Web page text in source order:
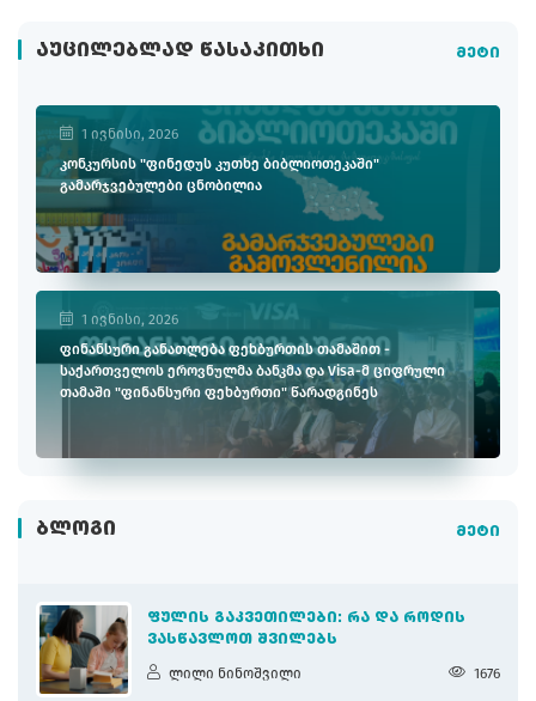
ᲐᲣᲪᲘᲚᲔᲑᲚᲐᲓ ᲬᲐᲡᲐᲙᲘᲗᲮᲘ მეტი
1 ივნისი, 2026
კონკურსის "ფინედუს კუთხე ბიბლიოთეკაში"
გამარჯვებულები ცნობილია
1 ივნისი, 2026
ფინანსური განათლება ფეხბურთის თამაშით -
საქართველოს ეროვნულმა ბანკმა და Visa-მ ციფრული
თამაში "ფინანსური ფეხბურთი" წარადგინეს
ᲑᲚᲝᲒᲘ მეტი
ᲤᲣᲚᲘᲡ ᲒᲐᲙᲕᲔᲗᲘᲚᲔᲑᲘ: ᲠᲐ ᲓᲐ ᲠᲝᲓᲘᲡ
ᲕᲐᲡᲬᲐᲕᲚᲝᲗ ᲨᲕᲘᲚᲔᲑᲡ
ლილი ნინოშვილი 1676